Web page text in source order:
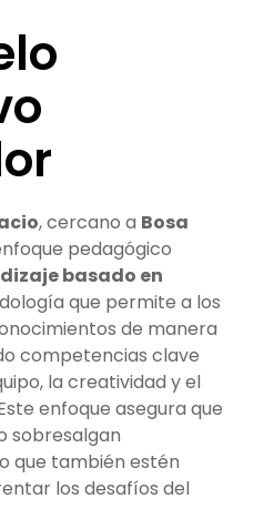
, cercano a Bosa
pedagógico
basado en
que permite a los
de manera
competencias clave
la creatividad y el
enfoque asegura que
sobresalgan
que también estén
los desafíos del